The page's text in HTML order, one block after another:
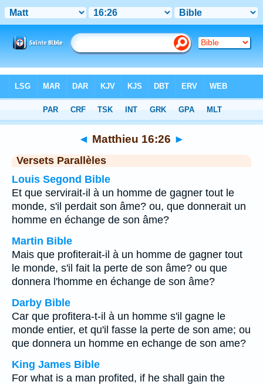
Chapitre 16> Verset 26
◄ Matthieu 16:26 ►
Versets Parallèles
Louis Segond Bible
Et que servirait-il à un homme de gagner tout le
monde, s'il perdait son âme? ou, que donnerait un
homme en échange de son âme?
Martin Bible
Mais que profiterait-il à un homme de gagner tout
le monde, s'il fait la perte de son âme? ou que
donnera l'homme en échange de son âme?
Darby Bible
Car que profitera-t-il à un homme s'il gagne le
monde entier, et qu'il fasse la perte de son ame; ou
que donnera un homme en echange de son ame?
King James Bible
For what is a man profited, if he shall gain the